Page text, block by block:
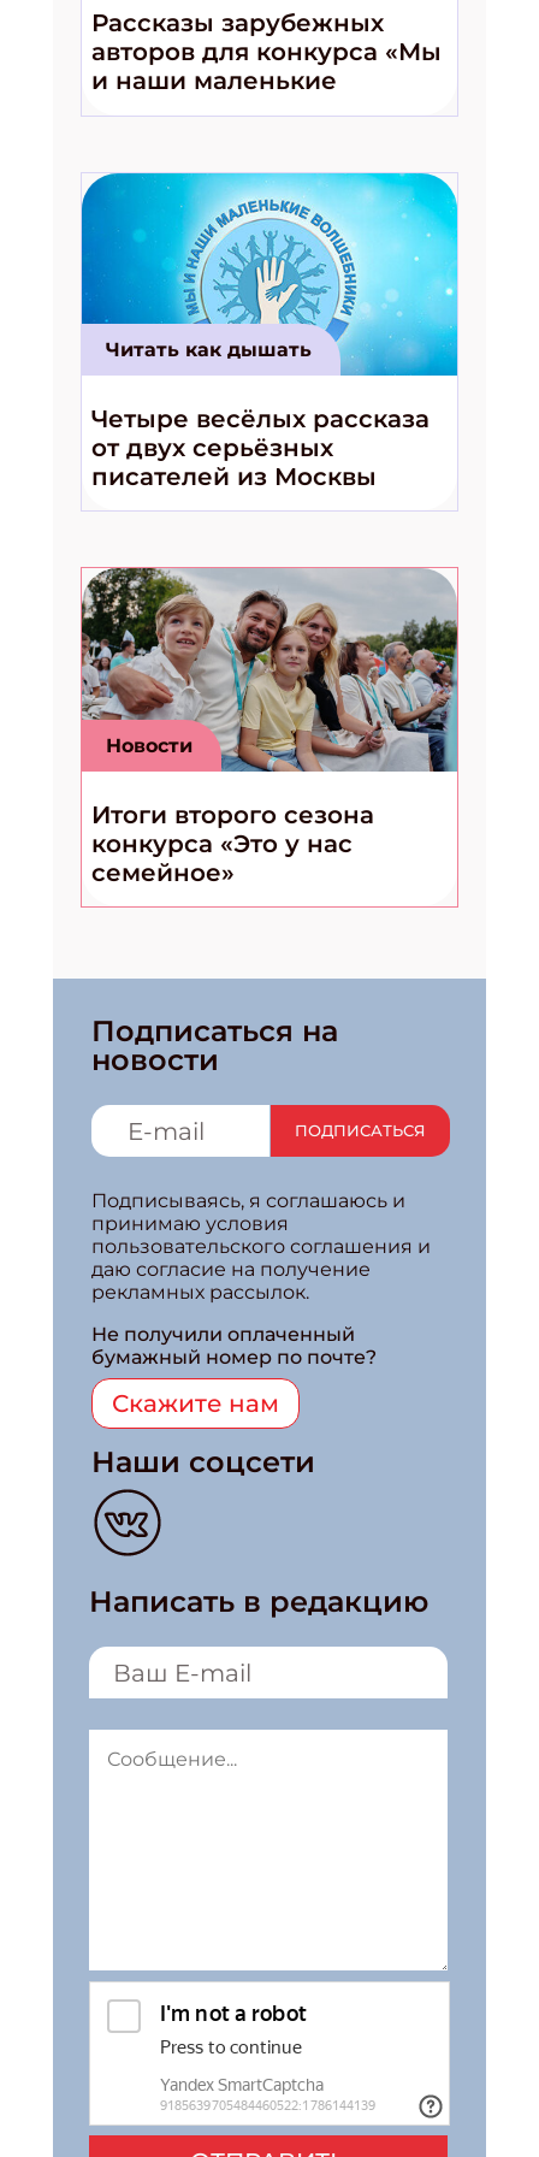
Рассказы зарубежных
авторов для конкурса «Мы
и наши маленькие
волшебники!»
Читать как дышать
Четыре весёлых рассказа
от двух серьёзных
писателей из Москвы
Новости
Итоги второго сезона
конкурса «Это у нас
семейное»
Подписаться на
новости
ПОДПИСАТЬСЯ
Подписываясь, я соглашаюсь и
принимаю условия
пользовательского соглашения и
даю согласие на получение
рекламных рассылок.
Не получили оплаченный
бумажный номер по почте?
Скажите нам
Наши соцсети
Написать в редакцию